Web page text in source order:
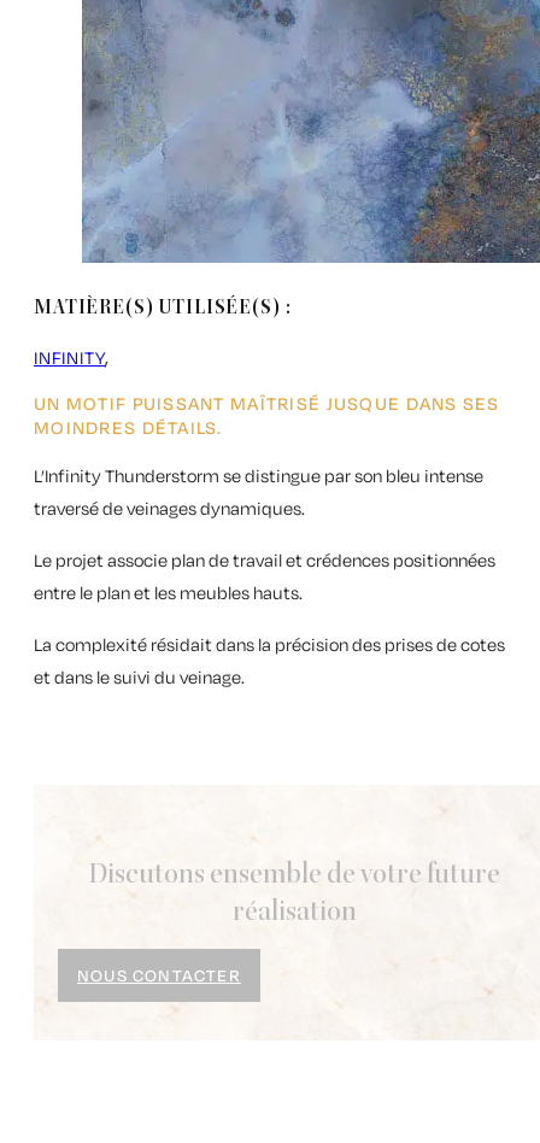
MATIÈRE(S) UTILISÉE(S) :
INFINITY
UN MOTIF PUISSANT MAÎTRISÉ JUSQUE DANS SES
MOINDRES DÉTAILS.
L’Infinity Thunderstorm se distingue par son bleu intense
traversé de veinages dynamiques.
Le projet associe plan de travail et crédences positionnées
entre le plan et les meubles hauts.
La complexité résidait dans la précision des prises de cotes
et dans le suivi du veinage.
Discutons ensemble de votre future
réalisation
NOUS CONTACTER